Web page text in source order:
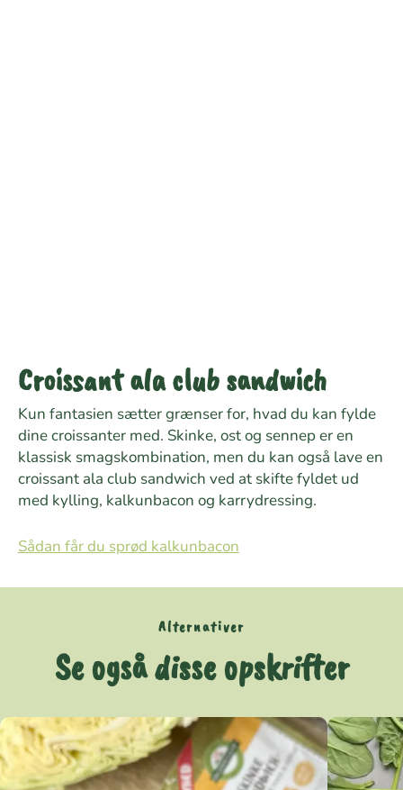
Croissant ala club sandwich
Kun fantasien sætter grænser for, hvad du kan fylde
dine croissanter med. Skinke, ost og sennep er en
klassisk smagskombination, men du kan også lave en
croissant ala club sandwich ved at skifte fyldet ud
med kylling, kalkunbacon og karrydressing.
Sådan får du sprød kalkunbacon
Alternativer
Se også disse opskrifter